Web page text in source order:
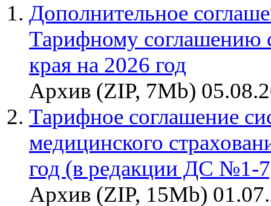
Дополнительное
Тарифному соглашению
края на 2026 год
Архив (ZIP, 7Mb)
Тарифное соглашение
медицинского
год (в редакции ДС №1-
Архив (ZIP, 15Mb)